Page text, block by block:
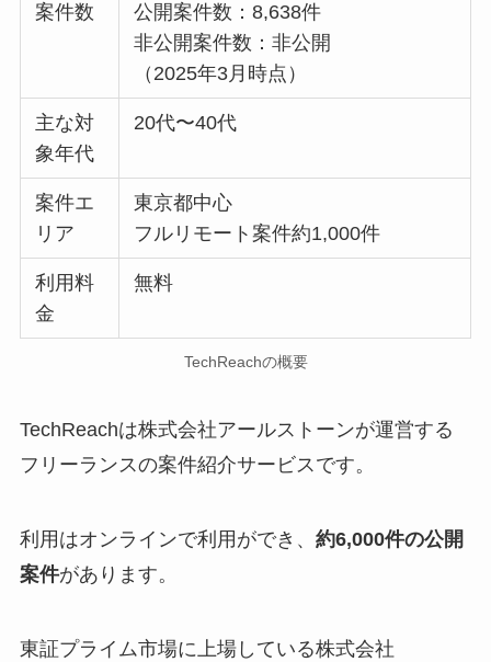
案件数
公開案件数：8,638件
非公開案件数：非公開
（2025年3月時点）
主な対
象年代
20代〜40代
案件エ
リア
東京都中心
フルリモート案件約1,000件
利用料
金
無料
TechReachの概要
TechReachは株式会社アールストーンが運営する
フリーランスの案件紹介サービスです。
利用はオンラインで利用ができ、 約6,000件の公開
案件があります。
東証プライム市場に上場している株式会社